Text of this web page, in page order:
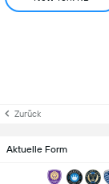
Zurück
Aktuelle Form